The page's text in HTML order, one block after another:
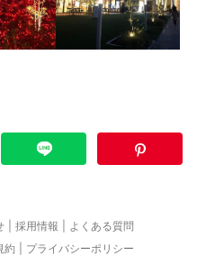
採用情報
よくある質問
約
プライバシーポリシー